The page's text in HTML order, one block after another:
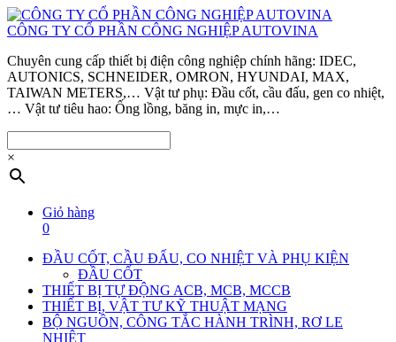
CÔNG TY CỔ PHẦN CÔNG NGHIỆP AUTOVINA
Chuyên cung cấp thiết bị điện công nghiệp chính hãng: IDEC,
AUTONICS, SCHNEIDER, OMRON, HYUNDAI, MAX,
TAIWAN METERS,… Vật tư phụ: Đầu cốt, cầu đấu, gen co nhiệt,
… Vật tư tiêu hao: Ống lồng, băng in, mực in,…
×
Giỏ hàng
0
ĐẦU CỐT, CẦU ĐẤU, CO NHIỆT VÀ PHỤ KIỆN
ĐẦU CỐT
THIẾT BỊ TỰ ĐỘNG ACB, MCB, MCCB
THIẾT BỊ, VẬT TƯ KỸ THUẬT MẠNG
BỘ NGUỒN, CÔNG TẮC HÀNH TRÌNH, RƠ LE
NHIỆT